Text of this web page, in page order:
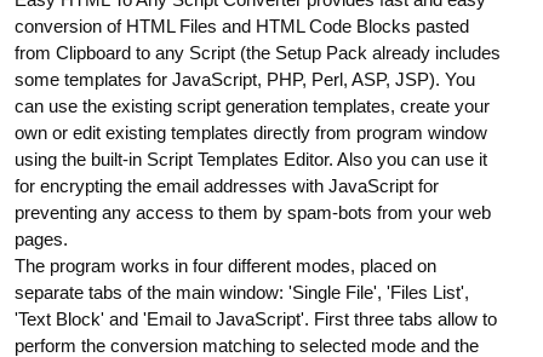
conversion of HTML Files and HTML Code Blocks pasted
from Clipboard to any Script (the Setup Pack already includes
some templates for JavaScript, PHP, Perl, ASP, JSP). You
can use the existing script generation templates, create your
own or edit existing templates directly from program window
using the built-in Script Templates Editor. Also you can use it
for encrypting the email addresses with JavaScript for
preventing any access to them by spam-bots from your web
pages.
The program works in four different modes, placed on
separate tabs of the main window: 'Single File', 'Files List',
'Text Block' and 'Email to JavaScript'. First three tabs allow to
perform the conversion matching to selected mode and the